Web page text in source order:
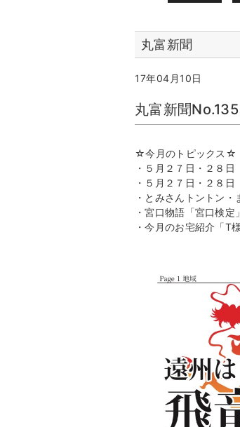
丸富新聞
17年04月10日
丸富新聞
☆今月のトピックス☆
・５月２７日・２８
・５月２７日・２８
・とみさんトントン
・宮口物語「宮口検
・今月のお宅紹介「T